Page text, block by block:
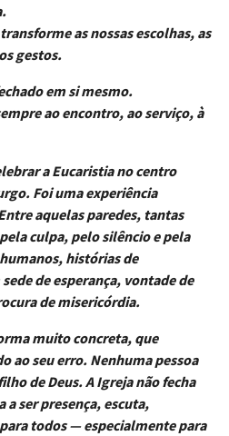
as nossas escolhas, as
gestos.
em si mesmo.
ao encontro, ao serviço, à
a Eucaristia no centro
Foi uma experiência
aquelas paredes, tantas
culpa, pelo silêncio e pela
histórias de
de esperança, vontade de
de misericórdia.
muito concreta, que
ao seu erro. Nenhuma pessoa
de Deus. A Igreja não fecha
a ser presença, escuta,
todos — especialmente para